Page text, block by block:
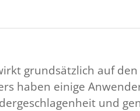
grundsätzlich auf
haben einige
und